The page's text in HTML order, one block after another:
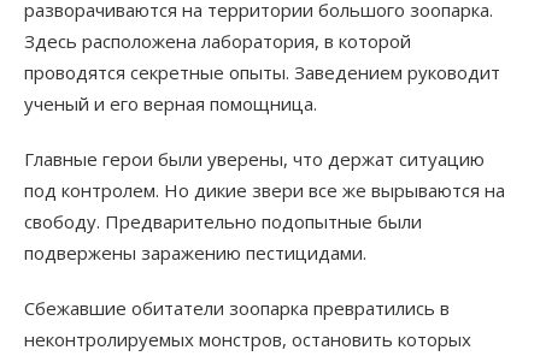
разворачиваются на территории большого зоопарка.
Здесь расположена лаборатория, в которой
проводятся секретные опыты. Заведением руководит
ученый и его верная помощница.
Главные герои были уверены, что держат ситуацию
под контролем. Но дикие звери все же вырываются на
свободу. Предварительно подопытные были
подвержены заражению пестицидами.
Сбежавшие обитатели зоопарка превратились в
неконтролируемых монстров, остановить которых